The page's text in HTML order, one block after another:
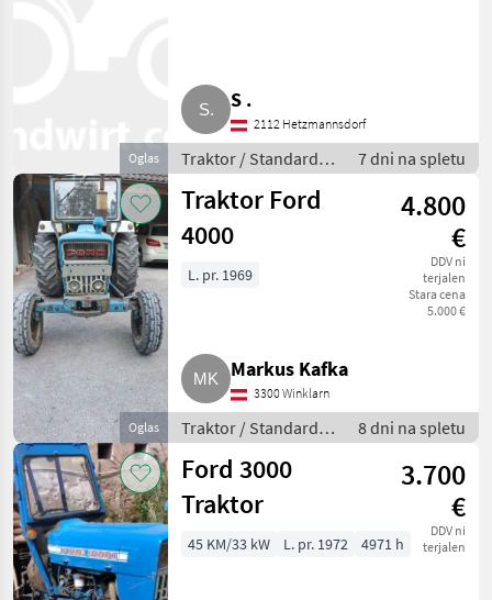
Oglas
S .
2112 Hetzmannsdorf
Traktor / Standardni
traktor
7 dni na spletu
Oglas
Traktor Ford
4000
4.800
€
DDV ni
terjalen
Stara cena
5.000 €
L. pr. 1969
Markus Kafka
3300 Winklarn
Traktor / Standardni
traktor
8 dni na spletu
Ford 3000
Traktor
3.700
€
DDV ni
terjalen
45 KM/33 kW L. pr. 1972 4971 h